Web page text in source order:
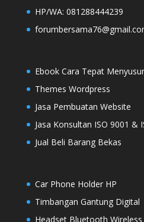
HP/WA: 081288444239
Ebook Cara Tepat
Themes Wordpress
Jasa Pembuatan Website
Jasa Konsultan ISO 9001 &
Jual Beli Barang Bekas
Car Phone Holder HP
Timbangan Gantung Digital
Headset Bluetooth Wireless